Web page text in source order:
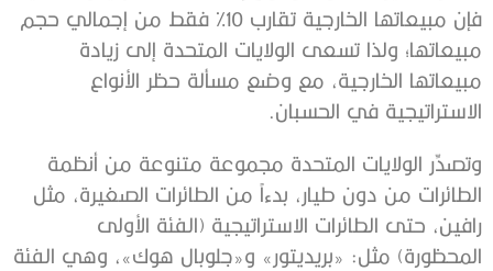
فإن مبيعاتها الخارجية تقارب 10% فقط من إجمالي حجم
مبيعاتها؛ ولذا تسعى الولايات المتحدة إلى زيادة
مبيعاتها الخارجية، مع وضع مسألة حظر الأنواع
الاستراتيجية في الحسبان.
وتصدِّر الولايات المتحدة مجموعة متنوعة من أنظمة
الطائرات من دون طيار، بدءاً من الطائرات الصغيرة، مثل
رافين، حتى الطائرات الاستراتيجية (الفئة الأولى
المحظورة) مثل: «بريديتور» و«جلوبال هوك»، وهي الفئة